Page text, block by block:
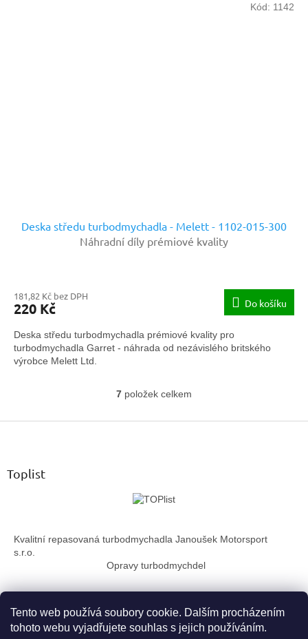
Tento web používá soubory cookie. Dalším procházením
tohoto webu vyjadřujete souhlas s jejich používáním.
Deska středu turbodmychadla - Melett - 1102-015-300
Náhradní díly prémiové kvality
181,82 Kč bez DPH
220 Kč Do košíku
Deska středu turbodmychadla prémiové kvality pro
turbodmychadla Garret - náhrada od nezávislého britského
výrobce Melett Ltd.
Kód: 1142
O
l
p
k
v
ý
p
i
s
u
7 položek celkem
Toplist
Kvalitní repasovaná turbodmychadla Janoušek Motorsport
s.r.o.
Opravy turbodmychdel